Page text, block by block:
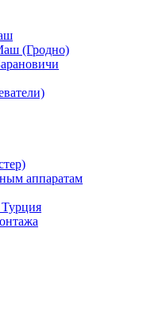
(Гродно)
аппаратам